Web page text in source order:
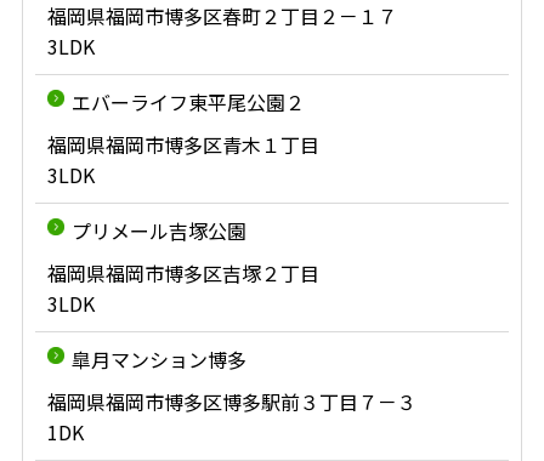
福岡県福岡市博多区春町２丁目２－１７
3LDK
エバーライフ東平尾公園２
福岡県福岡市博多区青木１丁目
3LDK
プリメール吉塚公園
福岡県福岡市博多区吉塚２丁目
3LDK
皐月マンション博多
福岡県福岡市博多区博多駅前３丁目７－３
1DK